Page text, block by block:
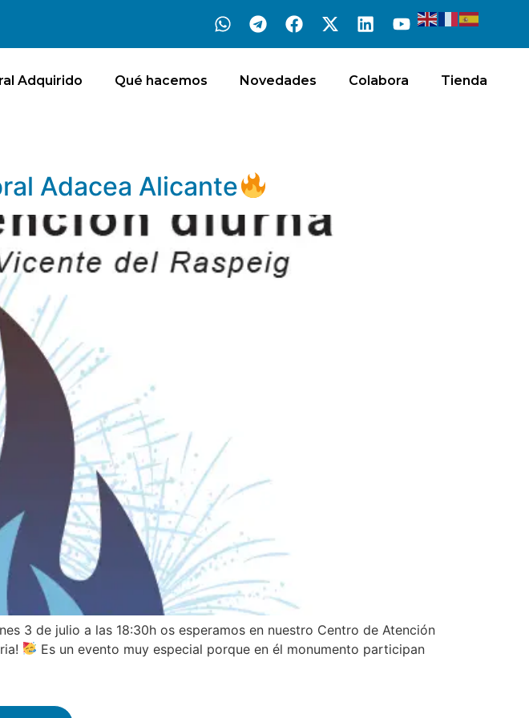
Adquirido Qué hacemos Novedades Colabora Tienda
Adacea Alicante
3 de julio a las 18:30h os esperamos en nuestro Centro de Atención
Es un evento muy especial porque en él monumento participan